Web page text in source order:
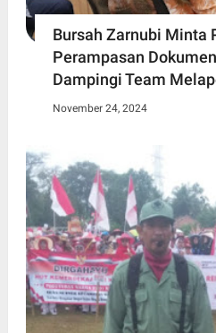
Bursah Zarnubi Minta
Perampasan
Dampingi Team
November 24, 2024